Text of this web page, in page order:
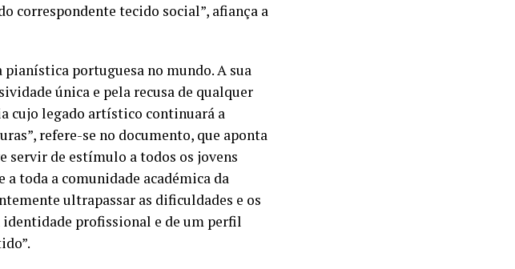
correspondente tecido social”, afiança a
pianística portuguesa no mundo. A sua
única e pela recusa de qualquer
cujo legado artístico continuará a
refere-se no documento, que aponta
servir de estímulo a todos os jovens
a toda a comunidade académica da
ultrapassar as dificuldades e os
identidade profissional e de um perfil